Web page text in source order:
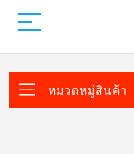
หมวดหมู่สินค้า